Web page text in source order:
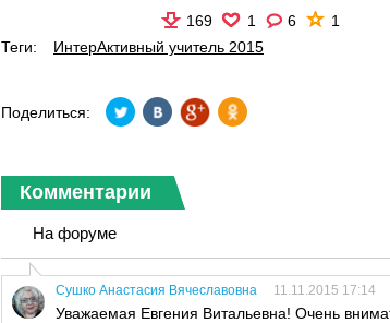
169 1 6
1
Теги:
ИнтерАктивный учитель 2015
Поделиться:
Комментарии
На форуме
Сушко Анастасия Вячеславовна 11.11.2015 17:14
Уважаемая Евгения Витальевна! Очень